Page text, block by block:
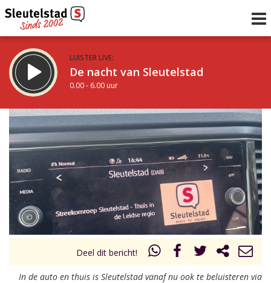
LUISTER LIVE:
De nacht van Sleutelstad
0.00 - 6.00 uur
STRAKS:
De ochtend van Sleutelstad
6.00 - 12.00 uur
Vorig uur
uur 1 van 0 Volgend uur
Deel dit bericht!
In de auto en thuis is Sleutelstad vanaf nu ook te beluisteren via